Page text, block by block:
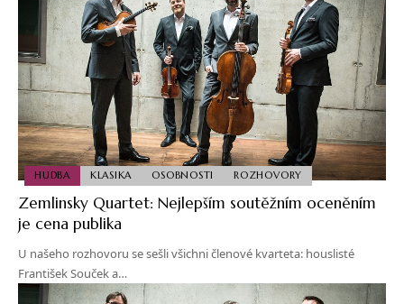
HUDBA KLASIKA OSOBNOSTI ROZHOVORY
Zemlinsky Quartet: Nejlepším soutěžním oceněním
je cena publika
U našeho rozhovoru se sešli všichni členové kvarteta: houslisté
František Souček a…